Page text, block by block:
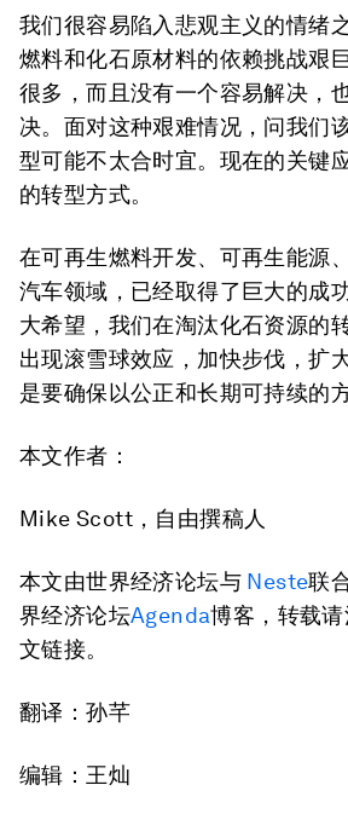
我们很容易陷入悲观主义的情绪
燃料和化石原材料的依赖挑战艰
很多，而且没有一个容易解决，
决。面对这种艰难情况，问我们
型可能不太合时宜。现在的关键
的转型方式。
在可再生燃料开发、可再生能源
汽车领域，已经取得了巨大的成
大希望，我们在淘汰化石资源的
出现滚雪球效应，加快步伐，扩
是要确保以公正和长期可持续的
本文作者：
Mike Scott，自由撰稿人
本文由世界经济论坛与 Neste联
界经济论坛Agenda博客，转载
文链接。
翻译：孙芊
编辑：王灿